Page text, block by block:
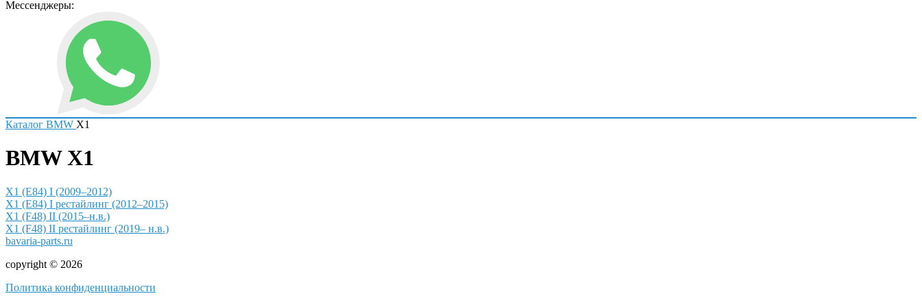
Мессенджеры:
Каталог BMW X1
BMW X1
X1 (E84) I (2009–2012)
X1 (E84) I рестайлинг (2012–2015)
X1 (F48) II (2015–н.в.)
X1 (F48) II рестайлинг (2019– н.в.)
bavaria-parts.ru
copyright © 2026
Политика конфиденциальности